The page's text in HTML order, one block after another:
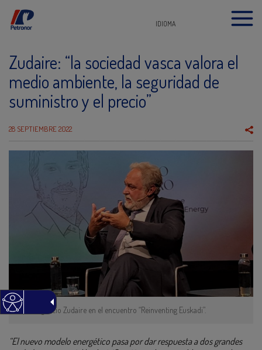
IDIOMA
Zudaire: “la sociedad vasca valora el
medio ambiente, la seguridad de
suministro y el precio”
28 SEPTIEMBRE 2022
José Ignacio Zudaire en el encuentro “Reinventing Euskadi”.
“El nuevo modelo energético pasa por dar respuesta a dos grandes